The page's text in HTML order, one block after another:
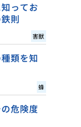
ってお
則
害獣
類を知
蜂
危険度